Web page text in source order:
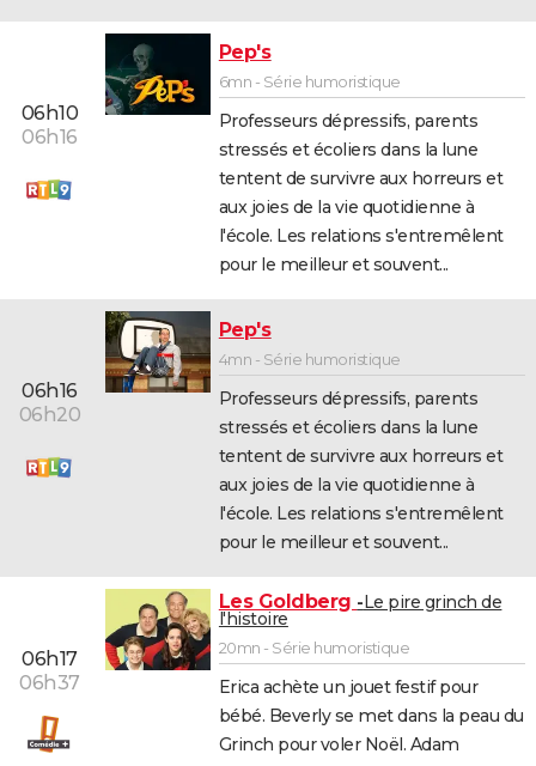
06h10
06h16
Pep's
6mn - Série humoristique
Professeurs dépressifs, parents
stressés et écoliers dans la lune
tentent de survivre aux horreurs et
aux joies de la vie quotidienne à
l'école. Les relations s'entremêlent
pour le meilleur et souvent...
06h16
06h20
Pep's
4mn - Série humoristique
Professeurs dépressifs, parents
stressés et écoliers dans la lune
tentent de survivre aux horreurs et
aux joies de la vie quotidienne à
l'école. Les relations s'entremêlent
pour le meilleur et souvent...
06h17
06h37
Les Goldberg Le pire grinch de
l'histoire
20mn - Série humoristique
Erica achète un jouet festif pour
bébé. Beverly se met dans la peau du
Grinch pour voler Noël. Adam